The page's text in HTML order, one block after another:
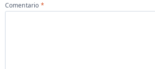
Comentario *